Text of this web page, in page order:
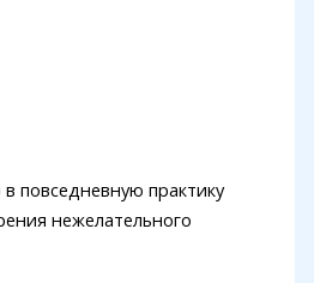
повседневную практику
нежелательного